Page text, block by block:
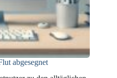
abgesegnet